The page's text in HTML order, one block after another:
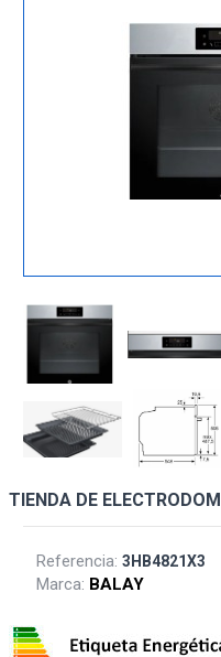
TIENDA DE
Referencia:3HB4821X3
Marca: BALAY